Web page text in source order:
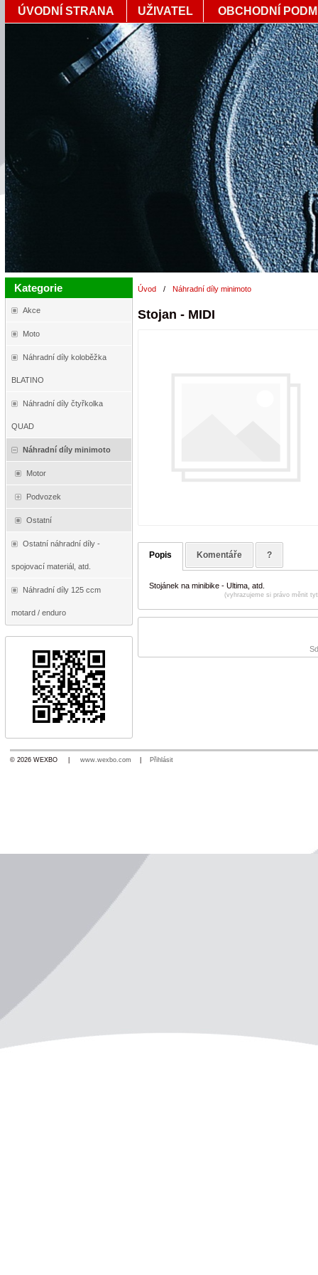
ÚVODNÍ STRANA UŽIVATEL OBCHODNÍ
Kategorie
Akce
Moto
Náhradní díly koloběžka
BLATINO
Náhradní díly čtyřkolka
QUAD
Náhradní díly minimoto
Motor
Podvozek
Ostatní
Ostatní náhradní díly -
spojovací materiál, atd.
Náhradní díly 125 ccm
motard / enduro
Úvod / Náhradní díly minimoto
Stojan - MIDI
Popis Komentáře ?
Stojánek na minibike - Ultima, atd.
(vyhrazujeme si právo měnit
© 2026 WEXBO | www.wexbo.com Přihlásit